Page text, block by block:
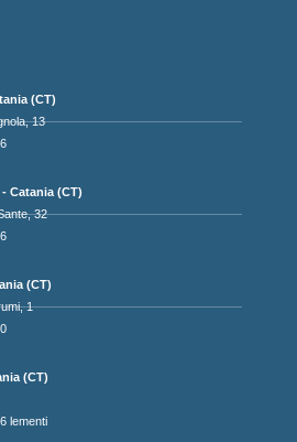
(CT)
13
Catania (CT)
32
(CT)
1
(CT)
lementi